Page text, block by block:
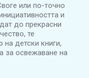
или по-точно
и
до прекрасни
те
на детски книги,
за освежаване на